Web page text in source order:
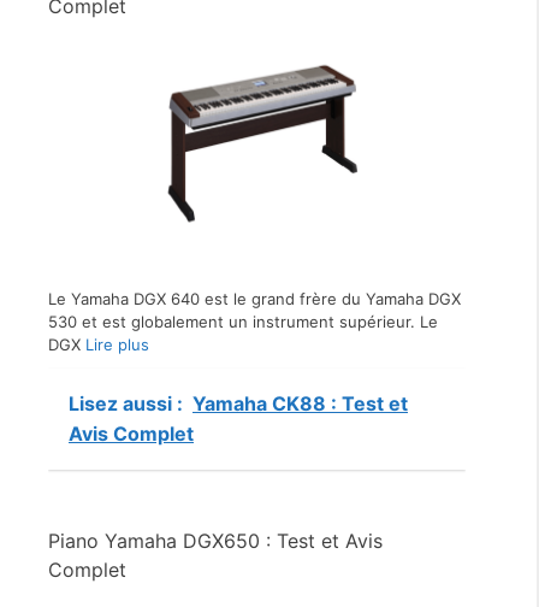
Complet
Le Yamaha DGX 640 est le grand frère du Yamaha DGX
530 et est globalement un instrument supérieur. Le
DGX Lire plus
Lisez aussi : Yamaha CK88 : Test et
Avis Complet
Piano Yamaha DGX650 : Test et Avis
Complet